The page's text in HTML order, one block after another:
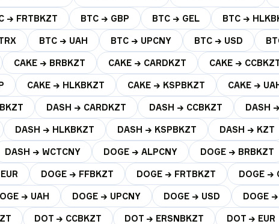
→ FRTBKZT BTC → GBP BTC → GEL BTC →
BTC → UAH BTC → UPCNY BTC → USD
CAKE → BRBKZT CAKE → CARDKZT CAKE →
CAKE → HLKBKZT CAKE → KSPBKZT CAKE →
DASH → CARDKZT DASH → CCBKZT DASH
DASH → HLKBKZT DASH → KSPBKZT DASH → KZT
DASH → WCTCNY DOGE → ALPCNY DOGE → BRBKZT
DOGE → FFBKZT DOGE → FRTBKZT DOGE →
→ UAH DOGE → UPCNY DOGE → USD DOGE
DOT → CCBKZT DOT → ERSNBKZT DOT → EUR